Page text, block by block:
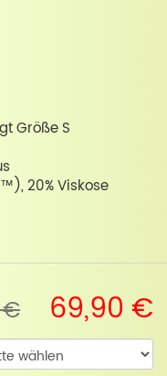
Größe S
20% Viskose
€ 69,90 €